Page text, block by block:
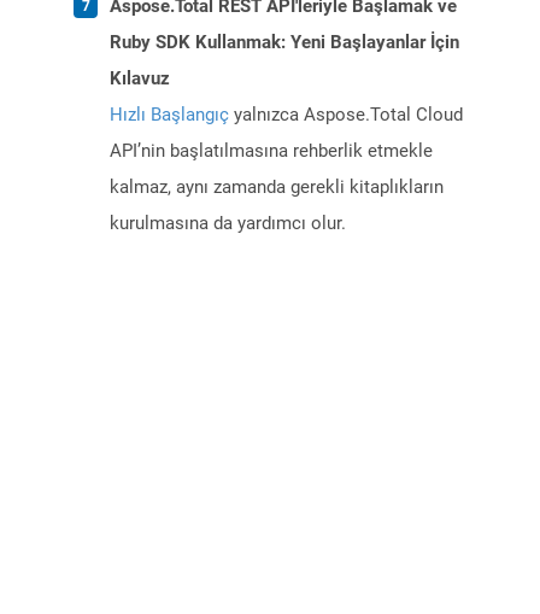
Aspose.Total REST API'leriyle Başlamak ve
Ruby SDK Kullanmak: Yeni Başlayanlar İçin
Kılavuz
Hızlı Başlangıç yalnızca Aspose.Total Cloud
API’nin başlatılmasına rehberlik etmekle
kalmaz, aynı zamanda gerekli kitaplıkların
kurulmasına da yardımcı olur.